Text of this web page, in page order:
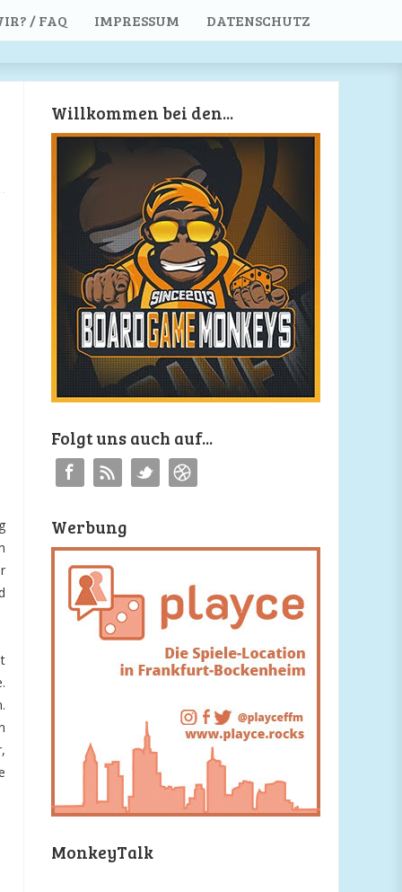
/ FAQ IMPRESSUM DATENSCHUTZ
Willkommen bei den...
Folgt uns auch auf...
Werbung
MonkeyTalk